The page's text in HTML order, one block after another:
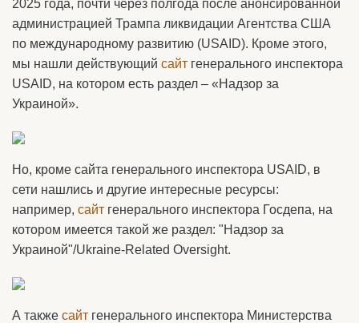
2025 года, почти через полгода после анонсированной
администрацией Трампа ликвидации Агентства США
по международному развитию (USAID). Кроме этого,
мы нашли действующий сайт генерального инспектора
USAID, на котором есть раздел – «Надзор за
Украиной».
Но, кроме сайта генерального инспектора USAID, в
сети нашлись и другие интересные ресурсы:
например, сайт генерального инспектора Госдепа, на
котором имеется такой же раздел: "Надзор за
Украиной"/Ukraine-Related Oversight.
А также сайт генерального инспектора Министерства